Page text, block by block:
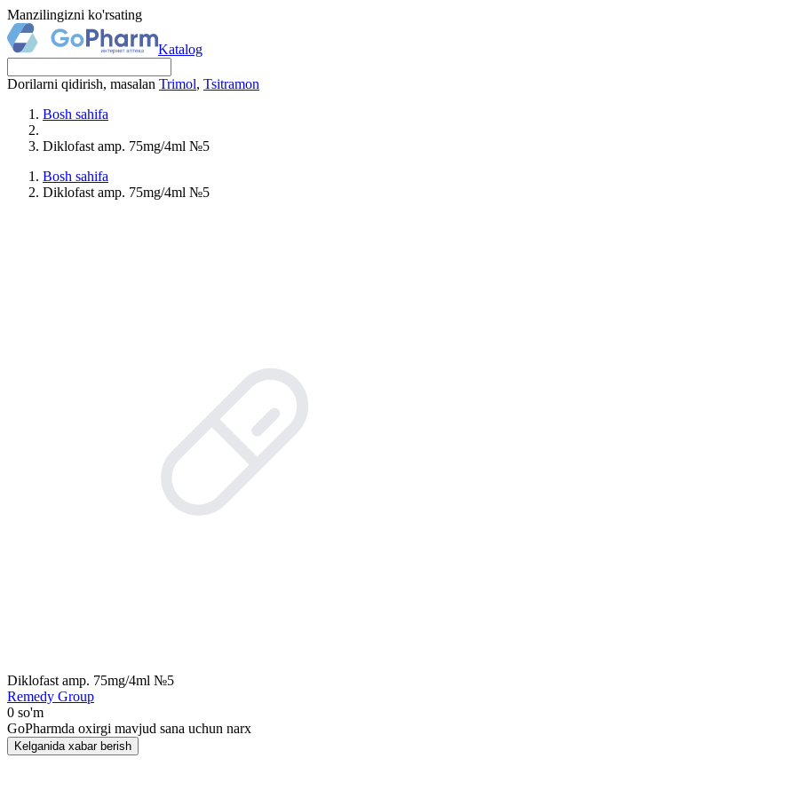
Manzilingizni ko'rsating
Katalog
Dorilarni qidirish, masalan Trimol, Tsitramon
Bosh sahifa
Diklofast amp. 75mg/4ml №5
Bosh sahifa
Diklofast amp. 75mg/4ml №5
Diklofast amp. 75mg/4ml №5
Remedy Group
0 so'm
GoPharmda oxirgi mavjud sana uchun narx
Kelganida xabar berish